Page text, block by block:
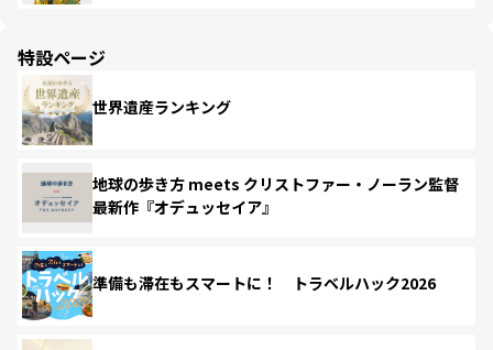
特設ページ
世界遺産ランキング
地球の歩き方 meets クリストファー・ノーラン監督
最新作『オデュッセイア』
準備も滞在もスマートに！ トラベルハック2026